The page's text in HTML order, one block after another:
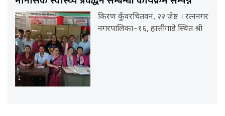
किरण कुँवरचितवन, २२ जेष्ठ । रत्ननगर
नगरपालिका–१६, हात्तीगाडे स्थित श्री